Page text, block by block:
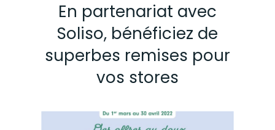
En partenariat avec
Soliso, bénéficiez de
superbes remises pour
vos stores